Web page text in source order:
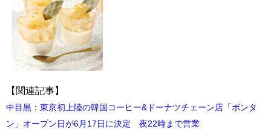
【関連記事】
中目黒：東京初上陸の韓国コーヒー&ドーナツチェーン店「ボンタ
ン」オープン日が6月17日に決定 夜22時まで営業